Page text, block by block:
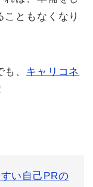
ともなくなり
、 キャリコネ
い自己PRの